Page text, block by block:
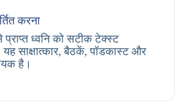
करना
ध्वनि को सटीक टेक्स्ट
साक्षात्कार, बैठकें, पॉडकास्ट और
है।